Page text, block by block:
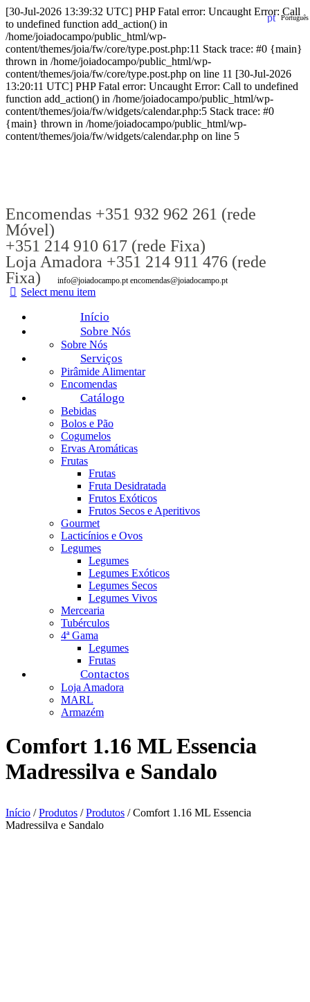
[30-Jul-2026 13:39:32 UTC] PHP Fatal error: Uncaught Error: Call
to undefined function add_action() in
/home/joiadocampo/public_html/wp-
content/themes/joia/fw/core/type.post.php:11 Stack trace: #0 {main}
thrown in /home/joiadocampo/public_html/wp-
content/themes/joia/fw/core/type.post.php on line 11 [30-Jul-2026
13:20:11 UTC] PHP Fatal error: Uncaught Error: Call to undefined
function add_action() in /home/joiadocampo/public_html/wp-
content/themes/joia/fw/widgets/calendar.php:5 Stack trace: #0
{main} thrown in /home/joiadocampo/public_html/wp-
content/themes/joia/fw/widgets/calendar.php on line 5
Encomendas +351 932 962 261 (rede
Móvel)
+351 214 910 617 (rede Fixa)
Loja Amadora +351 214 911 476 (rede
Fixa)
info@joiadocampo.pt encomendas@joiadocampo.pt
Select menu item
Início
Sobre Nós
Sobre Nós
Serviços
Pirâmide Alimentar
Encomendas
Catálogo
Bebidas
Bolos e Pão
Cogumelos
Ervas Aromáticas
Frutas
Frutas
Fruta Desidratada
Frutos Exóticos
Frutos Secos e Aperitivos
Gourmet
Lacticínios e Ovos
Legumes
Legumes
Legumes Exóticos
Legumes Secos
Legumes Vivos
Mercearia
Tubérculos
4ª Gama
Legumes
Frutas
Contactos
Loja Amadora
MARL
Armazém
Comfort 1.16 ML Essencia
Madressilva e Sandalo
Início /Produtos /Produtos / Comfort 1.16 ML Essencia
Madressilva e Sandalo
Português